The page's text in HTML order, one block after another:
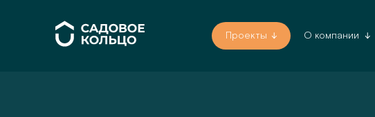
Проекты О компании